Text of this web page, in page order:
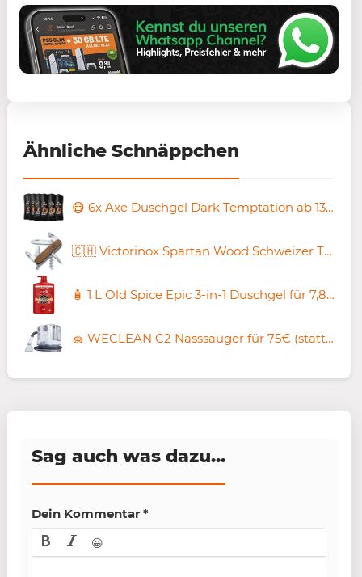
Ähnliche Schnäppchen
😷 6x Axe Duschgel Dark Temptation ab 13,59€ (statt 20€)
🇨🇭 Victorinox Spartan Wood Schweizer Taschenmesser für 30,85€ (statt 35€)
🧴 1 L Old Spice Epic 3-in-1 Duschgel für 7,88€ (statt 10€)
🧽 WECLEAN C2 Nasssauger für 75€ (statt 99€)
Sag auch was dazu...
Dein Kommentar *
😀